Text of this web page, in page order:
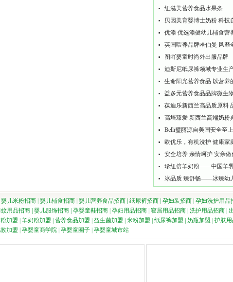
纽滋美营养食品水果条
贝因美育婴博士奶粉 科技
优添 优选添健幼儿辅食营
英国喂养品牌哈伯曼 风靡
图吖婴童时尚外出服品牌
迪斯尼纸尿裤领域专业生
生命阳光营养食品 以营养
益多元营养食品品牌微生
葆迪乐新西兰高品质原料
高培臻爱 新西兰高端奶粉
Belli璧丽源自美国安全至上
欧优乐，有机洗护 健康家
安全培养 亲情呵护 安亲
珍纽倍羊奶粉——中国羊
冰品质 臻舒畅——冰臻幼
婴儿米粉招商 婴儿辅食招商 婴儿营养食品招商 纸尿裤招商 孕妇装招商 孕妇洗护用品
蚊用品招商 婴儿服饰招商 孕婴童鞋招商 孕妇用品招商 寝居用品招商 洗护用品招商
加盟 羊奶粉加盟 营养食品加盟 益生菌加盟 米粉加盟 纸尿裤加盟 奶瓶加盟 护肤
加盟 孕婴童商学院 孕婴童圈子 孕婴童城市站